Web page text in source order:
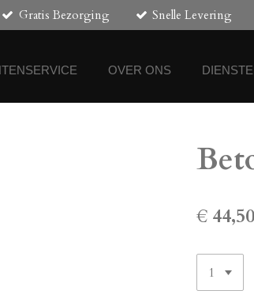
Gratis Bezorging Snelle Levering
OVER ONS
€ 44,50